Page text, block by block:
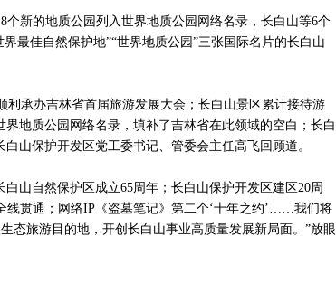
个新的地质公园列入世界地质公园网络名录，长白山等6个
最佳自然保护地”“世界地质公园”三张国际名片的长白山
利承办吉林省首届旅游发展大会；长白山景区累计接待游
界地质公园网络名录，填补了吉林省在此领域的空白；长白
山保护开发区党工委书记、管委会主任高飞回顾道。
山自然保护区成立65周年；长白山保护开发区建区20周
线贯通；网络IP《盗墓笔记》第二个‘十年之约’……我们将
态旅游目的地，开创长白山事业高质量发展新局面。”放眼